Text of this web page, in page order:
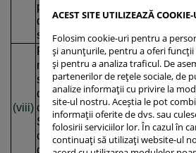
ACEST SITE UTILIZEAZĂ
Folosim cookie-uri pentru a
și anunțurile, pentru a oferi funcții
și pentru a analiza traficul. De
partenerilor de rețele sociale, de
analize informații cu privire la
site-ul nostru. Aceștia le pot
informații oferite de dvs. sau
folosirii serviciilor lor. În cazul în
continuați să utilizați website-ul
prin transferarea datelor
dumneavoastra catre dealer-ul
selectat de către
(viii)
Pentru a înteprinde demersurile
necesare astfel încât să
satisfacem solicitarile
dumneavoastră de verificare a
campaniilor de rechemare în
Service prin transferarea datelor
cu caracter personal către
dealerul selectat de către